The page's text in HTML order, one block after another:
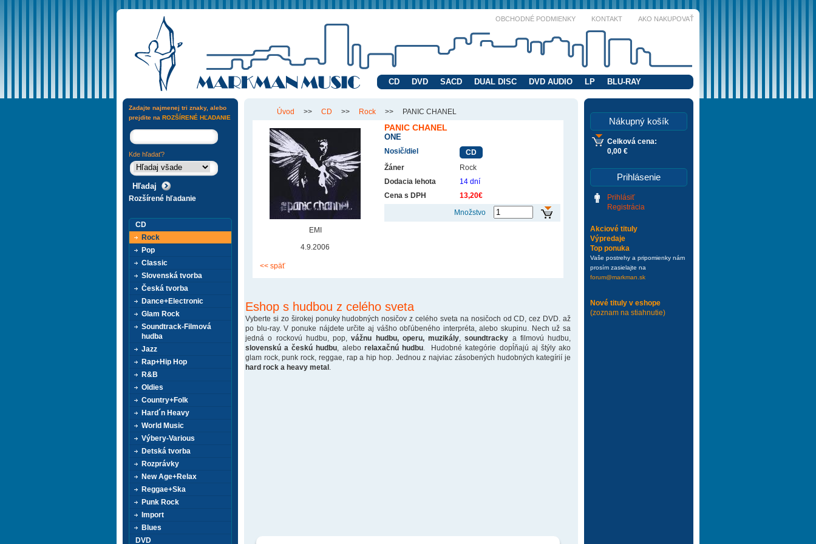
OBCHODNÉ PODMIENKY KONTAKT AKO NAKUPOVAŤ
CD DVD SACD DUAL DISC DVD AUDIO LP BLU-RAY
Úvod >> CD >> Rock >> PANIC CHANEL
EMI
4.9.2006
PANIC CHANEL
ONE
Nosič/diel
CD
Žáner
Rock
Dodacia lehota
14 dní
Cena s DPH
13,20€
Množstvo
<< späť
Eshop s hudbou z celého sveta
Vyberte si zo širokej ponuky hudobných nosičov z celého sveta na nosičoch od CD, cez DVD. až
po blu-ray. V ponuke nájdete určite aj vášho obľúbeného interpréta, alebo skupinu. Nech už sa
jedná o rockovú hudbu, pop,vážnu hudbu, operu, muzikály ,soundtracky a filmovú hudbu,
slovenskú a českú hudbu , alebo relaxačnú hudbu. Hudobné kategórie dopĺňajú aj štýly ako
glam rock, punk rock, reggae, rap a hip hop. Jednou z najviac zásobených hudobných kategírií je
hard rock a heavy metal
Nákupný košík
Celková cena:
0,00 €
Prihlásenie
Prihlásiť
Registrácia
Akciové tituly
Výpredaje
Top ponuka
Vaše postrehy a pripomienky nám
prosím zasielajte na
forum@markman.sk
Nové tituly v eshope
(zoznam na stiahnutie)
Zadajte najmenej tri znaky, alebo
prejdite na ROZŠÍRENÉ HĽADANIE
Kde hľadať?
Rozšírené hľadanie
CD
Rock
Pop
Classic
Slovenská tvorba
Česká tvorba
Dance+Electronic
Glam Rock
Soundtrack-Filmová
hudba
Jazz
Rap+Hip Hop
R&B
Oldies
Country+Folk
Hard´n Heavy
World Music
Výbery-Various
Detská tvorba
Rozprávky
New Age+Relax
Reggae+Ska
Punk Rock
Import
Blues
DVD